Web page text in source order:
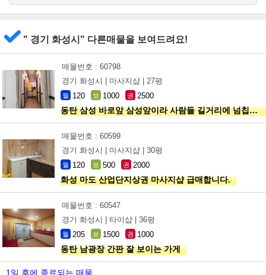
" 경기 화성시" 다른매물을 보여드려요!
매물번호 : 60798
경기 화성시 |
마사지샵 | 27평
월 120 보 1000 권 2500
동탄 삼성 바로앞 삼성앞이라 사람들 길거리에 넘칩니다
매물번호 : 60599
경기 화성시 |
마사지샵 | 30평
월 120 보 500 권 2000
화성 마도 산업단지상권 마사지샵 급매합니다.
매물번호 : 60547
경기 화성시 |
타이샵 | 36평
월 205 보 1500 권 1000
동탄 남광장 간판 잘 보이는 가게
1일 후에 종료되는 매물